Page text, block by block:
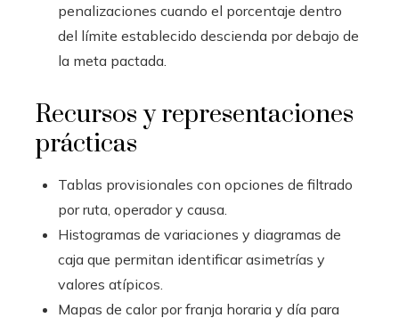
penalizaciones cuando el porcentaje dentro
del límite establecido descienda por debajo de
la meta pactada.
Recursos y representaciones
prácticas
Tablas provisionales con opciones de filtrado
por ruta, operador y causa.
Histogramas de variaciones y diagramas de
caja que permitan identificar asimetrías y
valores atípicos.
Mapas de calor por franja horaria y día para